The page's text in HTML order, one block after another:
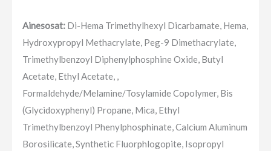
Ainesosat: Di-Hema Trimethylhexyl Dicarbamate, Hema,
Hydroxypropyl Methacrylate, Peg-9 Dimethacrylate,
Trimethylbenzoyl Diphenylphosphine Oxide, Butyl
Acetate, Ethyl Acetate, ,
Formaldehyde/Melamine/Tosylamide Copolymer, Bis
(Glycidoxyphenyl) Propane, Mica, Ethyl
Trimethylbenzoyl Phenylphosphinate, Calcium Aluminum
Borosilicate, Synthetic Fluorphlogopite, Isopropyl